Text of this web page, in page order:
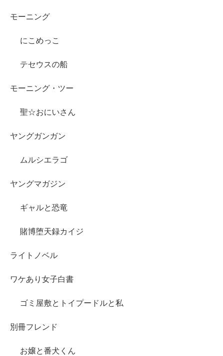
モーニング
にこめっこ
テセウスの船
モーニング・ツー
聖☆おにいさん
ヤングガンガン
ムルシエラゴ
ヤングマガジン
ギャルと恐竜
賭博堕天録カイジ
ライトノベル
ワケあり女子白書
ゴミ屋敷とトイプードルと私
別冊フレンド
お嬢と番犬くん